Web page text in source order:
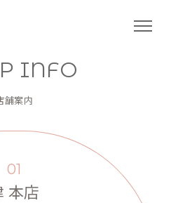
INFO
舗案内
01
本店